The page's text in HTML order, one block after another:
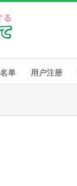
单 用户注册